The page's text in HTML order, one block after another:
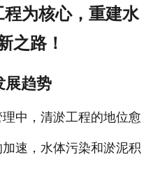
行业资讯
为核心，重建水
之路！
展趋势
中，清淤工程的地位愈
速，水体污染和淤泥积